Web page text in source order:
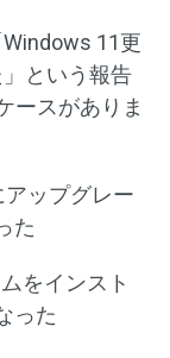
11更
という報告
ースがありま
ップグレー
た
をインスト
った